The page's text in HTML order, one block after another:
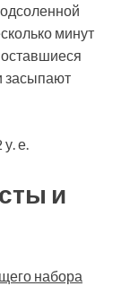
минут
засыпают
е.
и
набора